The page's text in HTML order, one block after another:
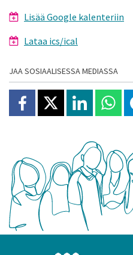
Lisää Google kalenteriin
Lataa ics/ical
JAA SOSIAALISESSA MEDIASSA
Jaa Facebookissa
Jaa X:ssäJaa Jaa